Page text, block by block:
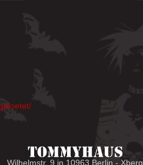
Wilhelmstr. 9 in 10963 Berlin - Xberg